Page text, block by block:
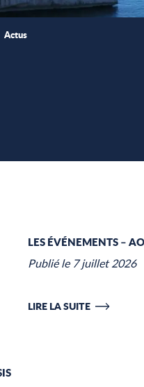
Actus
favoris
LES ÉVÉNEMENTS –
Publié le 7 juillet 2026
LIRE LA SUITE